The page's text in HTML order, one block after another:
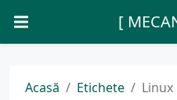
[
Acasă Etichete Linux